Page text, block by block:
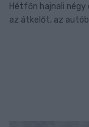
Hétfőn hajnali
az átkelőt, az